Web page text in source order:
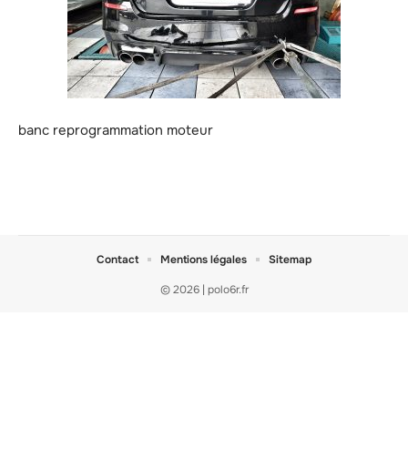
banc reprogrammation moteur
© 2026 | polo6r.fr
Contact Mentions légales Sitemap